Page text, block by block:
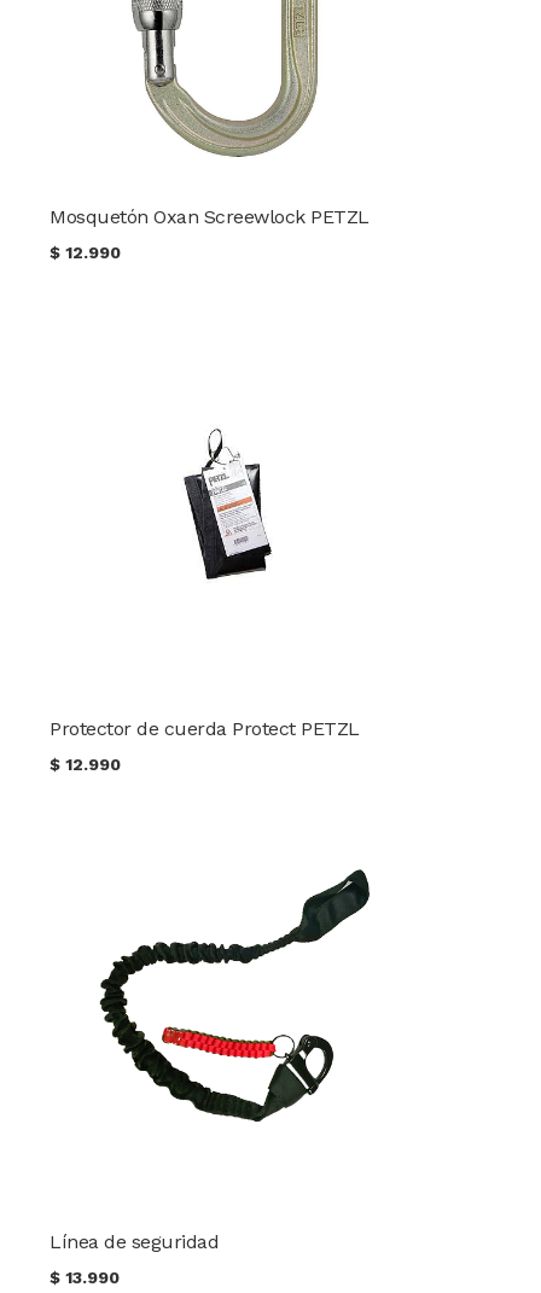
Mosquetón Oxan Screewlock PETZL
$12.990
Protector de cuerda Protect PETZL
$12.990
Línea de seguridad
$13.990